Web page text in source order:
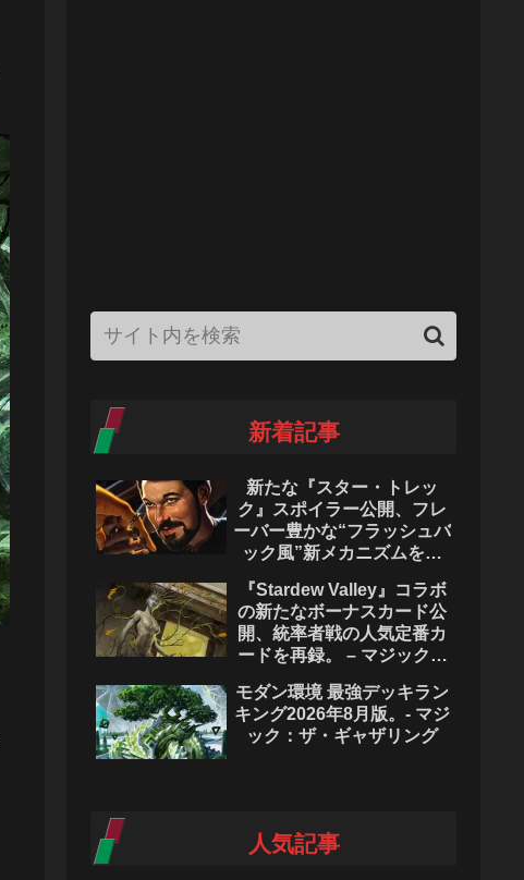
新着記事
新たな『スター・トレッ
ク』スポイラー公開、フレ
ーバー豊かな“フラッシュバ
ック風”新メカニズムを披
ザリング
『Stardew Valley』コラボ
の新たなボーナスカード公
開、統率者戦の人気定番カ
ードを再録。 – マジック：
モダン環境 最強デッキラン
キング2026年8月版。- マジ
ック：ザ・ギャザリング
人気記事